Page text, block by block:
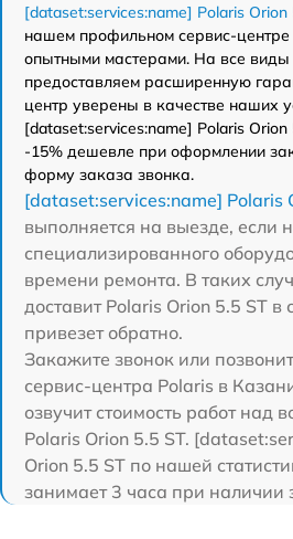
[dataset:services:name] Polaris Orion
нашем профильном сервис-центре
опытными мастерами. На все виды
предоставляем расширенную
центр уверены в качестве наших
[dataset:services:name] Polaris Orion
-15% дешевле при оформлении
форму заказа звонка.
[dataset:services:name] Polaris
выполняется на выезде, если
специализированного
времени ремонта. В таких
доставит Polaris Orion 5.5 ST
привезет обратно.
Закажите звонок или
сервис-центра Polaris в
озвучит стоимость работ над
Polaris Orion 5.5 ST.
Orion 5.5 ST по нашей
занимает 3 часа при наличии